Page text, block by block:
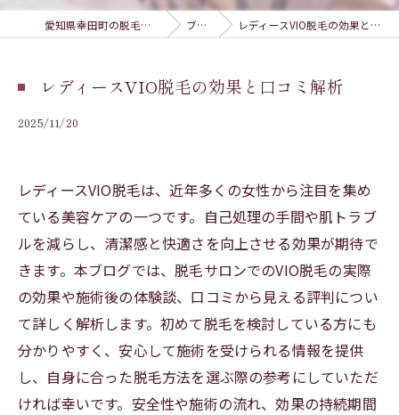
愛知県幸田町の脱毛ならRe:ino ブログ レディースVIO脱毛の効果と口コミ解析
レディースVIO脱毛の効果と口コミ解析
2025/11/20
レディースVIO脱毛は、近年多くの女性から注目を集め
ている美容ケアの一つです。自己処理の手間や肌トラブ
ルを減らし、清潔感と快適さを向上させる効果が期待で
きます。本ブログでは、脱毛サロンでのVIO脱毛の実際
の効果や施術後の体験談、口コミから見える評判につい
て詳しく解析します。初めて脱毛を検討している方にも
分かりやすく、安心して施術を受けられる情報を提供
し、自身に合った脱毛方法を選ぶ際の参考にしていただ
ければ幸いです。安全性や施術の流れ、効果の持続期間